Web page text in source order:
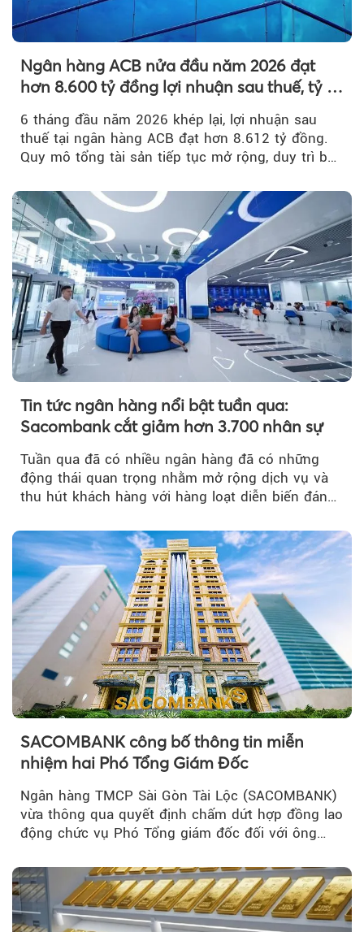
Ngân hàng ACB nửa đầu năm 2026 đạt
hơn 8.600 tỷ đồng lợi nhuận sau thuế, tỷ lệ
nợ xấu thấp nhất ngành
6 tháng đầu năm 2026 khép lại, lợi nhuận sau
thuế tại ngân hàng ACB đạt hơn 8.612 tỷ đồng.
Quy mô tổng tài sản tiếp tục mở rộng, duy trì bộ
Tin tức ngân hàng nổi bật tuần qua:
Sacombank cắt giảm hơn 3.700 nhân sự
Tuần qua đã có nhiều ngân hàng đã có những
động thái quan trọng nhằm mở rộng dịch vụ và
thu hút khách hàng với hàng loạt diễn biến đáng
SACOMBANK công bố thông tin miễn
nhiệm hai Phó Tổng Giám Đốc
Ngân hàng TMCP Sài Gòn Tài Lộc (SACOMBANK)
vừa thông qua quyết định chấm dứt hợp đồng lao
động chức vụ Phó Tổng giám đốc đối với ông